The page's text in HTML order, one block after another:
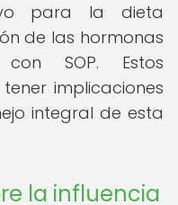
para la dieta
de las hormonas
SOP. Estos
implicaciones
integral de esta
la influencia